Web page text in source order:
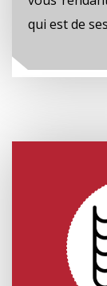
qui est de